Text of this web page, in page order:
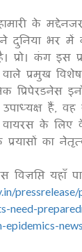
के
दुनिया भर में
प्रो। कंग इस
प्रमुख
प्रिपेरडनेस
हैं, वह
के लिए
का
विज्ञप्ति यहाँ
need-
epidemics-news